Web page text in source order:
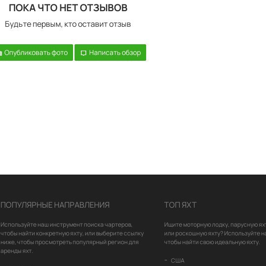
ПОКА ЧТО НЕТ ОТЗЫВОВ
Будьте первым, кто оставит отзыв
Опубликовать фото Написать обзор
ПОПУЛЯРНЫЕ НАПРАВЛЕНИЯ
Используйте наш инструмент поиска чартеров,
чтобы найти конкретную яхту, или выберите ссылку
ниже, чтобы просмотреть популярный регион для
аренды яхт.
ТОП ЯХТ
Ищите моторную лодку, парусную
или роскошную яхту? Используйте
чтобы найти свою идеальную яхту.
США